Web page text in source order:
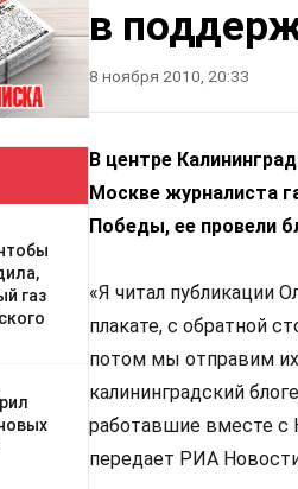
газ
в
8 ноября 2010, 20:33
В центре
Москве журналиста
Победы, ее провели
«Я читал публикации
плакате, с обратной
потом мы отправим их
калининградский
работавшие вместе с
передает РИА